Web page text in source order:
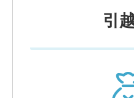
引